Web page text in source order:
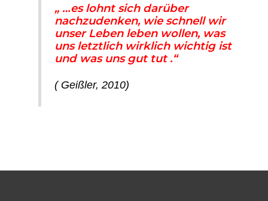
„ …es lohnt sich darüber
nachzudenken, wie schnell wir
unser Leben leben wollen, was
uns letztlich wirklich wichtig ist
und was uns gut tut .“
( Geißler, 2010)